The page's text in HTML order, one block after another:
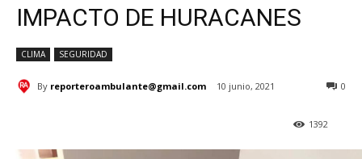
IMPACTO DE HURACANES
CLIMA SEGURIDAD
By reporteroambulante@gmail.com 10 junio, 2021 0
1392